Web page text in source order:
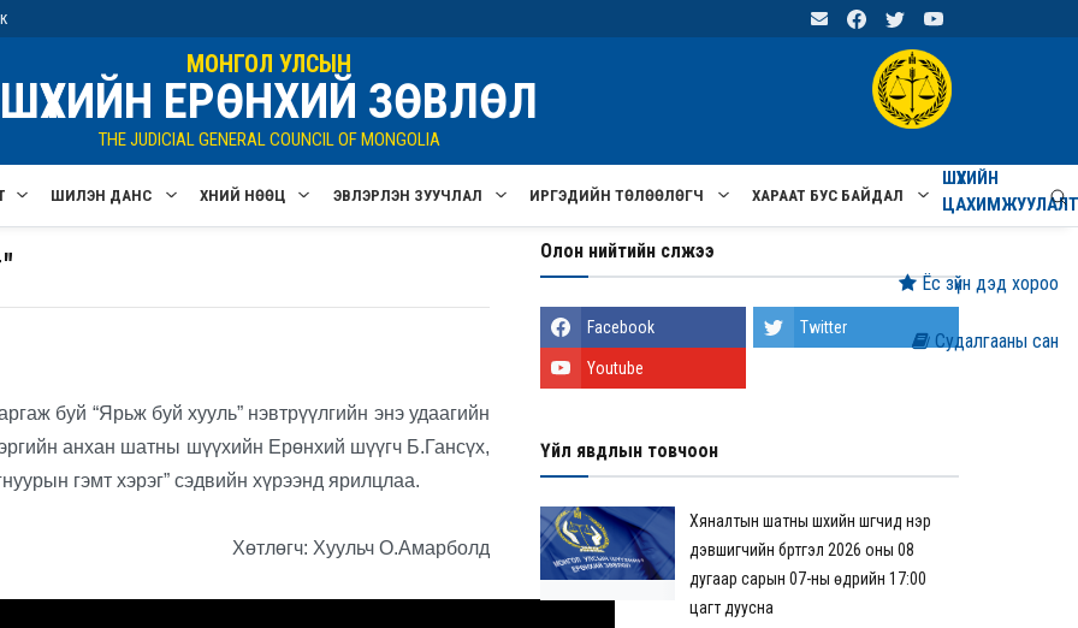
МОНГОЛ УЛСЫН
ШҮҮХИЙН ЕРӨНХИЙ ЗӨВЛӨЛ
THE JUDICIAL GENERAL COUNCIL OF MONGOLIA
ШИЛЭН ДАНС ХҮНИЙ НӨӨЦ ЭВЛЭРҮҮЛЭН ЗУУЧЛАЛ ИРГЭДИЙН ТӨЛӨӨЛӨГЧ ХАРААТ БУС БАЙДАЛ
ШҮҮХИЙН
буй “Ярьж буй хууль” нэвтрүүлгийн энэ удаагийн
анхан шатны шүүхийн Ерөнхий шүүгч Б.Гансүх,
гэмт хэрэг” сэдвийн хүрээнд ярилцлаа.
Хөтлөгч: Хуульч О.Амарболд
Олон нийтийн сүлжээ
Facebook Twitter
Youtube
Үйл явдлын товчоон
Хяналтын шатны шүүхийн шүүгчид нэр
дэвшигчийн бүртгэл 2026 оны 08
дугаар сарын 07-ны өдрийн 17:00
цагт дуусна
Судалгааны сан
Ёс зүйн дэд хороо